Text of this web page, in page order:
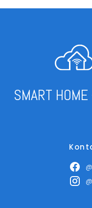
SMART